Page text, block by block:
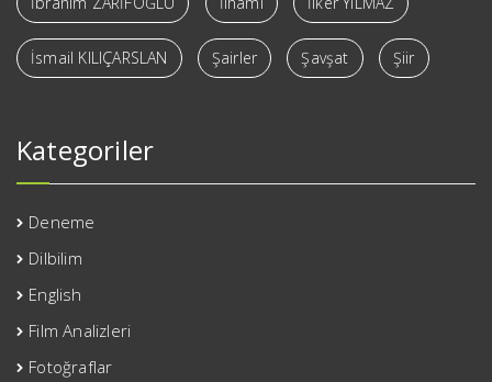
İsmail KILIÇARSLAN Şairler Şavşat Şiir
Kategoriler
Deneme
Dilbilim
English
Film Analizleri
Fotoğraflar